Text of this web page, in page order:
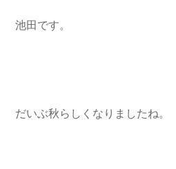
池田です。
だいぶ秋らしくなりましたね。